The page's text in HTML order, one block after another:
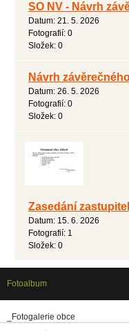
SO NV - Návrh
Datum: 21. 5. 2026
Fotografií: 0
Složek: 0
Návrh
Datum: 26. 5. 2026
Fotografií: 0
Složek: 0
Zasedání
Datum: 15. 6. 2026
Fotografií: 1
Složek: 0
Fotoalbum
_Fotogalerie obce